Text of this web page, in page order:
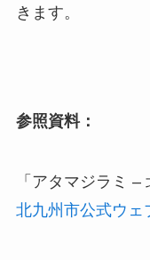
きます。​
参照資料：
「アタマジラミ –
北九州市公式ウェ